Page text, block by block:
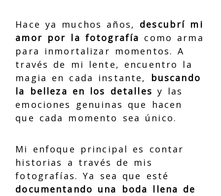
Hace ya muchos años, descubrí mi
amor por la fotografía como arma
para inmortalizar momentos. A
través de mi lente, encuentro la
magia en cada instante,
buscando
la belleza en los detalles y las
emociones genuinas que hacen
que cada momento sea único.
Mi enfoque principal es contar
historias a través de mis
fotografías. Ya sea que esté
documentando una boda llena de